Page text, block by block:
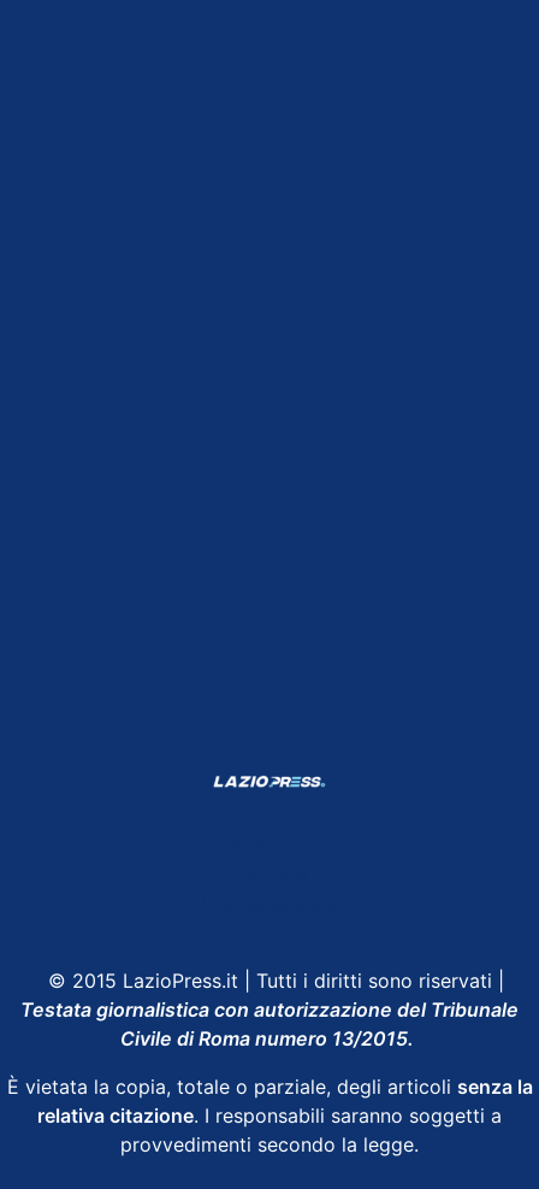
© 2015 LazioPress.it | Tutti i diritti sono riservati |
Testata giornalistica con autorizzazione del Tribunale
Civile di Roma numero 13/2015.
È vietata la copia, totale o parziale, degli articoli senza la
relativa citazione. I responsabili saranno soggetti a
provvedimenti secondo la legge.